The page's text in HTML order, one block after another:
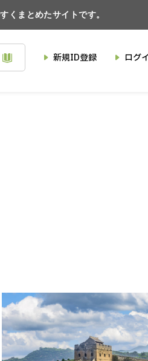
くまとめたサイトです。
新規ID登録 ログ